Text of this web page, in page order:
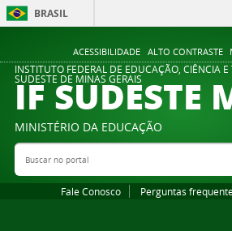
ACESSIBILIDADE ALTO CONTRASTE
BRASIL
INSTITUTO FEDERAL DE EDUCAÇÃO, CIÊNCIA
SUDESTE DE MINAS GERAIS
IF SUDESTE
MINISTÉRIO DA EDUCAÇÃO
Buscar no portal
Fale Conosco Perguntas